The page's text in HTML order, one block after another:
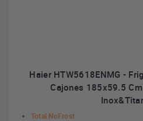
Haier HTW5618ENMG -
Cajones 185x59.5
Total NoFrost